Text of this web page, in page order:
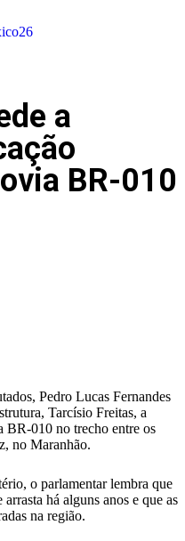
a
BR-010
Pedro Lucas Fernandes
Tarcísio Freitas, a
BR-010 no trecho entre os
no Maranhão.
o parlamentar lembra que
há alguns anos e que as
na região.